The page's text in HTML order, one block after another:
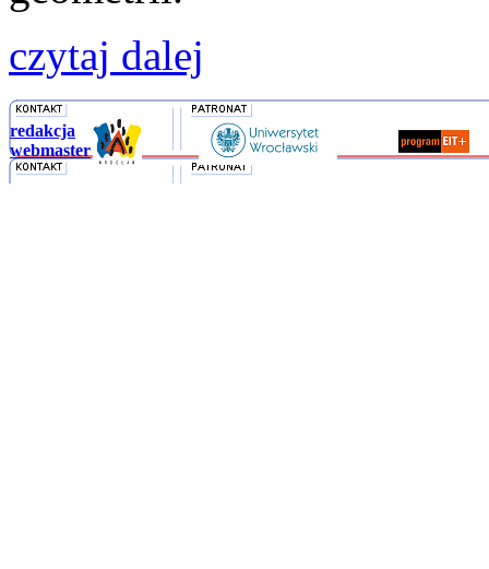
czytaj dalej
redakcja
webmaster